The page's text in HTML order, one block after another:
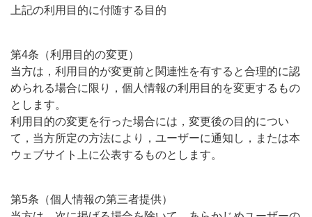
上記の利用目的に付随する目的
第4条（利用目的の変更）
当方は，利用目的が変更前と関連性を有すると合理的に認
められる場合に限り，個人情報の利用目的を変更するもの
とします。
利用目的の変更を行った場合には，変更後の目的につい
て，当方所定の方法により，ユーザーに通知し，または本
ウェブサイト上に公表するものとします。
第5条（個人情報の第三者提供）